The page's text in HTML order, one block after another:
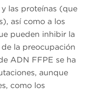
las proteínas (que
así como a los
pueden inhibir la
la preocupación
ADN FFPE se ha
aunque
como los